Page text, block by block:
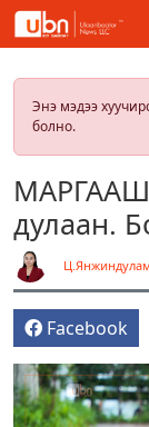
Энэ мэдээ
болно.
дулаан.
Facebook